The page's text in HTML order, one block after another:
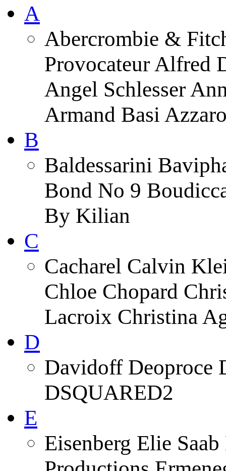
A
Abercrombie &
Provocateur Alfred
Angel Schlesser
Armand Basi
B
Baldessarini
Bond No 9
By Kilian
C
Cacharel Calvin
Chloe Chopard
Lacroix Christina
D
Davidoff Deoproce
DSQUARED2
E
Eisenberg Elie